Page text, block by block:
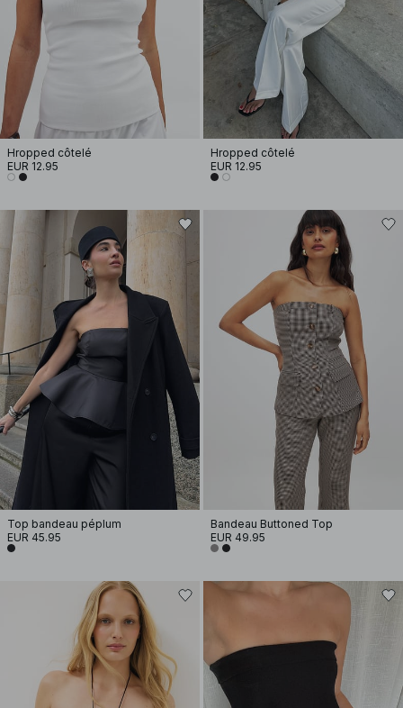
Hropped côtelé
EUR 12.95
Hropped côtelé
EUR 12.95
Top bandeau péplum
EUR 45.95
Bandeau Buttoned Top
EUR 49.95